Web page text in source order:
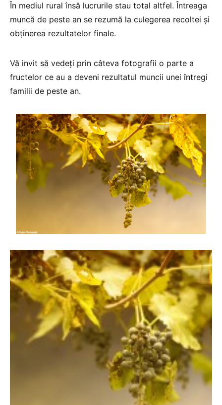
În mediul rural însă lucrurile stau total altfel. Întreaga
muncă de peste an se rezumă la culegerea recoltei şi
obţinerea rezultatelor finale.
Vă invit să vedeţi prin câteva fotografii o parte a
fructelor ce au a deveni rezultatul muncii unei întregi
familii de peste an.